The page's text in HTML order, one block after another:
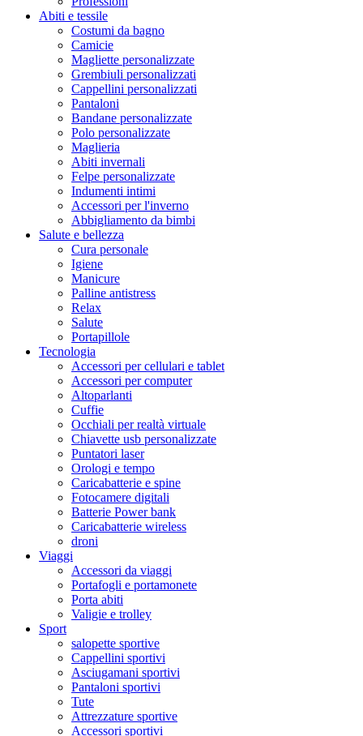
Abiti e tessile
Costumi da bagno
Camicie
Magliette personalizzate
Grembiuli personalizzati
Cappellini personalizzati
Pantaloni
Bandane personalizzate
Polo personalizzate
Maglieria
Abiti invernali
Felpe personalizzate
Indumenti intimi
Accessori per l'inverno
Abbigliamento da bimbi
Salute e bellezza
Cura personale
Igiene
Manicure
Palline antistress
Relax
Salute
Portapillole
Tecnologia
Accessori per cellulari e tablet
Accessori per computer
Altoparlanti
Cuffie
Occhiali per realtà virtuale
Chiavette usb personalizzate
Puntatori laser
Orologi e tempo
Caricabatterie e spine
Fotocamere digitali
Batterie Power bank
Caricabatterie wireless
droni
Viaggi
Accessori da viaggi
Portafogli e portamonete
Porta abiti
Valigie e trolley
Sport
salopette sportive
Cappellini sportivi
Asciugamani sportivi
Pantaloni sportivi
Tute
Attrezzature sportive
Accessori sportivi